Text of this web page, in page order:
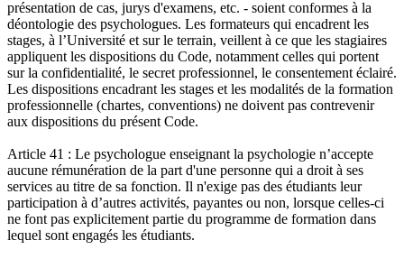
présentation de cas, jurys d'examens, etc. - soient conformes à la
déontologie des psychologues. Les formateurs qui encadrent les
stages, à l’Université et sur le terrain, veillent à ce que les stagiaires
appliquent les dispositions du Code, notamment celles qui portent
sur la confidentialité, le secret professionnel, le consentement éclairé.
Les dispositions encadrant les stages et les modalités de la formation
professionnelle (chartes, conventions) ne doivent pas contrevenir
aux dispositions du présent Code.
Article 41 : Le psychologue enseignant la psychologie n’accepte
aucune rémunération de la part d'une personne qui a droit à ses
services au titre de sa fonction. Il n'exige pas des étudiants leur
participation à d’autres activités, payantes ou non, lorsque celles-ci
ne font pas explicitement partie du programme de formation dans
lequel sont engagés les étudiants.